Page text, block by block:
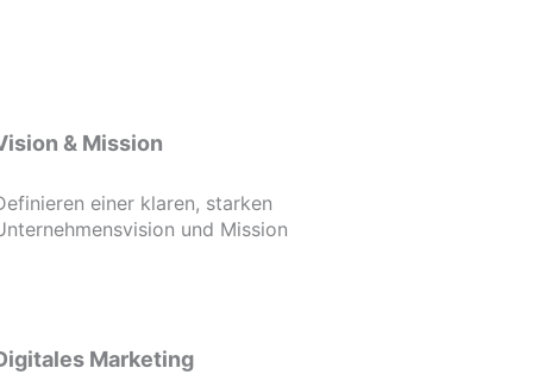
& Mission
einer klaren, starken
und Mission
Marketing